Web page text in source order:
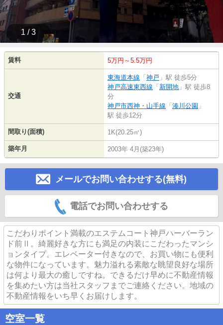
1 / 3
賃料 5万円～5.5万円
交通
東海道本線 「 神戸 」駅 徒歩5分
神戸高速東西線 「 新開地 」駅 徒歩8
分
神戸市西神・山手線 「 湊川公園 」
駅 徒歩12分
間取り(面積) 1K(20.25㎡)
築年月 2003年 4月(築23年)
メールでお問い合わせする(無料)
電話でお問い合わせする
こだわりポイント満載のエステムコート神戸ハーバーラン
ド前Ⅱ。綺麗好きな方にも満足の内装にこだわったマンシ
ョンタイプ。エレベーター付きなので、お買い物にも便利
な物件になっています。魅力溢れる素敵な眺望良好な場所
は何より最大の癒しですね。できるだけ早めに不動産情報
を集めたい方は当社スタッフまでご連絡ください。地域の
不動産情報をいち早くお届けします。
空室一覧